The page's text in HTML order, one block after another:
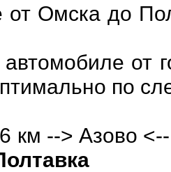
от Омска до
от
по
км --> Азово